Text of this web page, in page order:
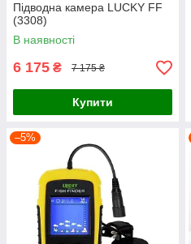
Підводна камера LUCKY FF
(3308)
В наявності
6 175 ₴ 7 175 ₴
Купити
–5%